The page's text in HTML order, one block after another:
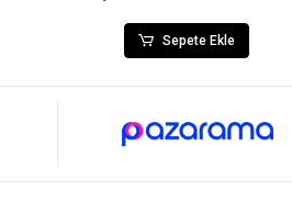
Sepete Ekle